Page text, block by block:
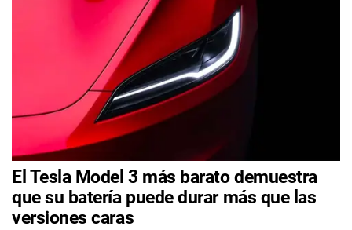
El Tesla Model 3 más barato demuestra
que su batería puede durar más que las
versiones caras